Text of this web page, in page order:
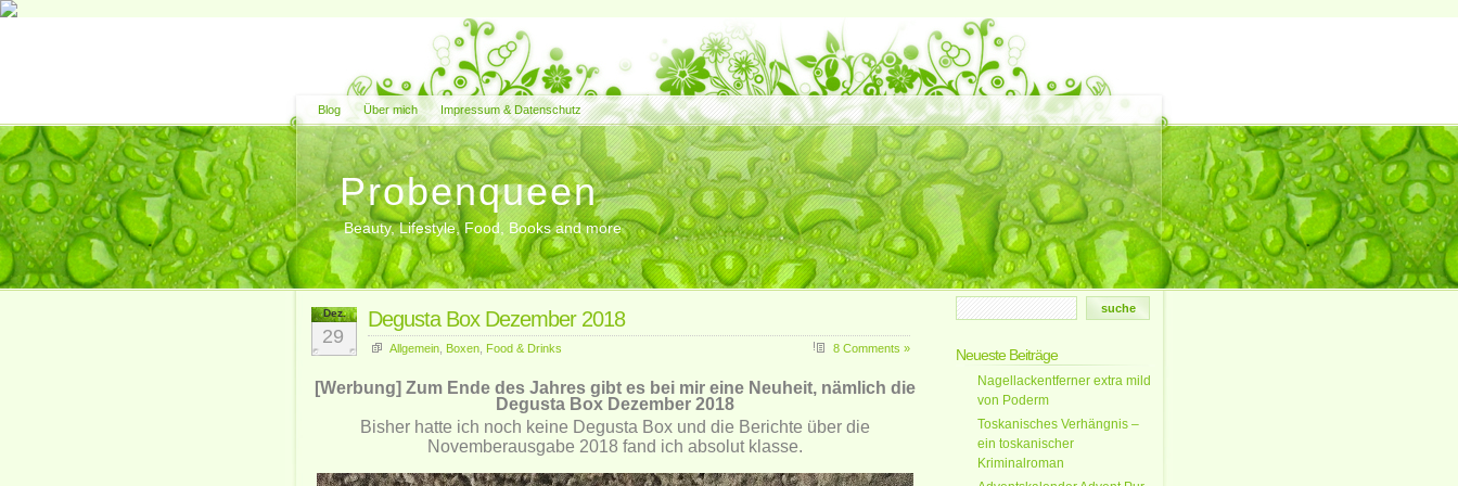
Blog Über mich Impressum & Datenschutz
Probenqueen
Beauty, Lifestyle, Food, Books and more
Dez.
29
Degusta Box Dezember 2018
Allgemein Boxen Food & Drinks 8 Comments »
[Werbung] Zum Ende des Jahres gibt es bei mir eine Neuheit, nämlich die
Degusta Box Dezember 2018
Bisher hatte ich noch keine Degusta Box und die Berichte über die
Novemberausgabe 2018 fand ich absolut klasse.
Neueste Beiträge
Nagellackentferner extra mild
von Poderm
Toskanisches Verhängnis –
ein toskanischer
Kriminalroman